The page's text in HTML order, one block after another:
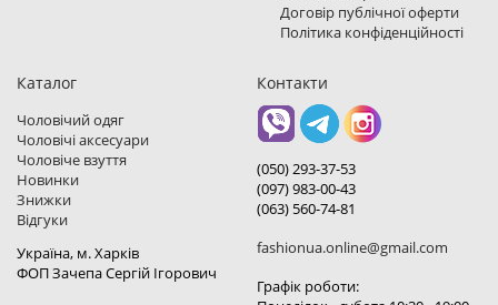
Договір публічної оферти
Політика конфіденційності
Каталог
Чоловічий одяг
Чоловічі аксесуари
Чоловіче взуття
Новинки
Знижки
Відгуки
Україна, м. Харкiв
ФОП Зачепа Сергій Ігорович
Контакти
(050) 293-37-53
(097) 983-00-43
(063) 560-74-81
fashionua.online@gmail.com
Графік роботи: